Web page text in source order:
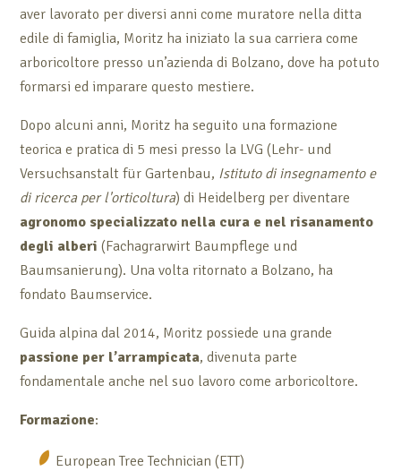
aver lavorato per diversi anni come muratore nella ditta
edile di famiglia, Moritz ha iniziato la sua carriera come
arboricoltore presso un’azienda di Bolzano, dove ha potuto
formarsi ed imparare questo mestiere.
Dopo alcuni anni, Moritz ha seguito una formazione
teorica e pratica di 5 mesi presso la LVG (Lehr- und
Versuchsanstalt für Gartenbau, Istituto di insegnamento e
di ricerca per l'orticoltura) di Heidelberg per diventare
agronomo specializzato nella cura e nel risanamento
degli alberi (Fachagrarwirt Baumpflege und
Baumsanierung). Una volta ritornato a Bolzano, ha
fondato Baumservice.
Guida alpina dal 2014, Moritz possiede una grande
passione per l’arrampicata, divenuta parte
fondamentale anche nel suo lavoro come arboricoltore.
Formazione:
European Tree Technician (ETT)